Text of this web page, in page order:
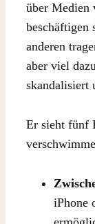
über Medien
beschäftigen
anderen
aber viel
skandalisiert
Er sieht fünf
iPhone